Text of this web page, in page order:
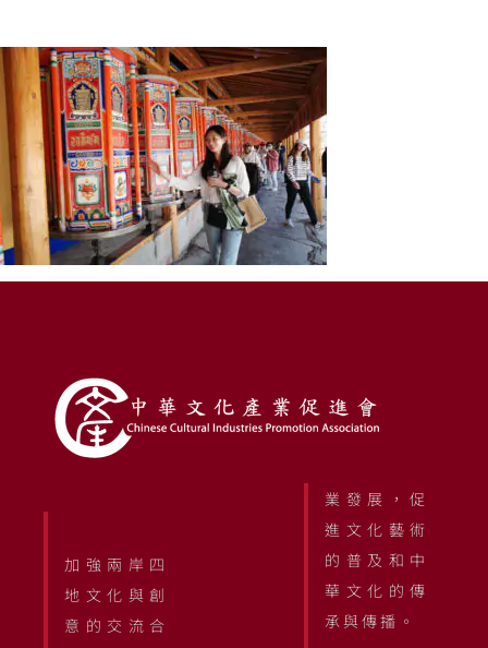
加強兩岸四
地文化與創
意的交流合
業發展，促
進文化藝術
的普及和中
華文化的傳
承與傳播。